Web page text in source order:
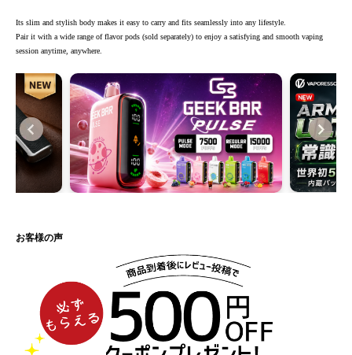
Its slim and stylish body makes it easy to carry and fits seamlessly into any lifestyle.
Pair it with a wide range of flavor pods (sold separately) to enjoy a satisfying and smooth vaping
session anytime, anywhere.
お客様の声